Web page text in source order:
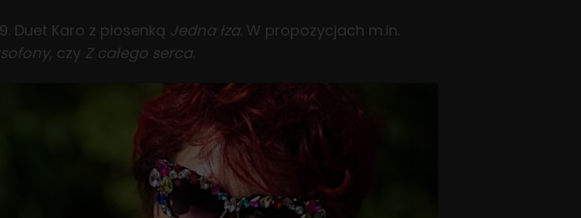
Duet Karo z piosenką Jedna łza. W propozycjach m.in.
, czy Z całego serca.